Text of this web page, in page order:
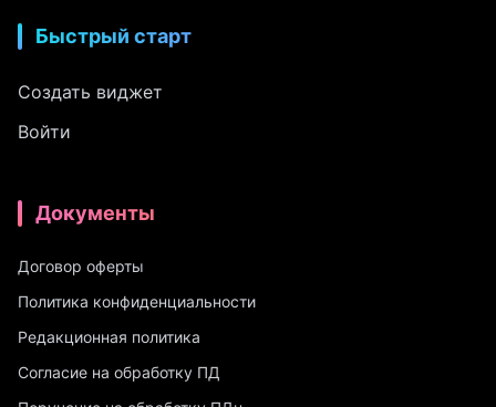
Быстрый старт
Создать виджет
Войти
Документы
Договор оферты
Политика конфиденциальности
Редакционная политика
Согласие на обработку ПД